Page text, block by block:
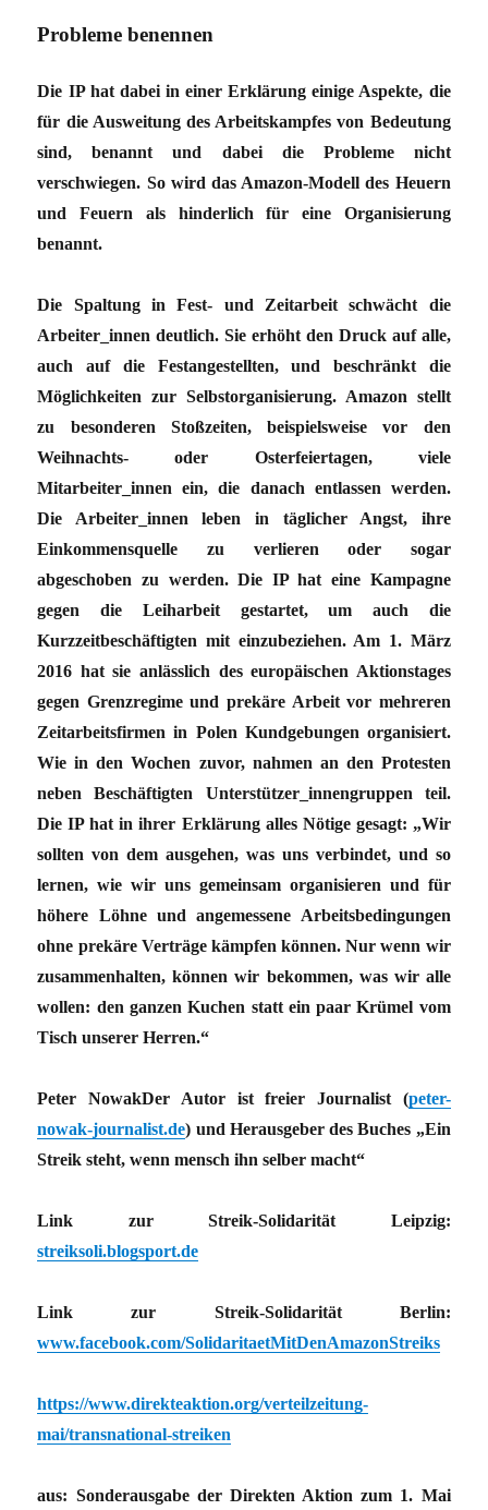
Probleme benennen
Die IP hat dabei in einer Erklärung einige Aspekte, die
für die Ausweitung des Arbeitskampfes von Bedeutung
sind, benannt und dabei die Probleme nicht
verschwiegen. So wird das Amazon-Modell des Heuern
und Feuern als hinderlich für eine Organisierung
benannt.
Die Spaltung in Fest- und Zeitarbeit schwächt die
Arbeiter_innen deutlich. Sie erhöht den Druck auf alle,
auch auf die Festangestellten, und beschränkt die
Möglichkeiten zur Selbstorganisierung. Amazon stellt
zu besonderen Stoßzeiten, beispielsweise vor den
Weihnachts- oder Osterfeiertagen, viele
Mitarbeiter_innen ein, die danach entlassen werden.
Die Arbeiter_innen leben in täglicher Angst, ihre
Einkommensquelle zu verlieren oder sogar
abgeschoben zu werden. Die IP hat eine Kampagne
gegen die Leiharbeit gestartet, um auch die
Kurzzeitbeschäftigten mit einzubeziehen. Am 1. März
2016 hat sie anlässlich des europäischen Aktionstages
gegen Grenzregime und prekäre Arbeit vor mehreren
Zeitarbeitsfirmen in Polen Kundgebungen organisiert.
Wie in den Wochen zuvor, nahmen an den Protesten
neben Beschäftigten Unterstützer_innengruppen teil.
Die IP hat in ihrer Erklärung alles Nötige gesagt: „Wir
sollten von dem ausgehen, was uns verbindet, und so
lernen, wie wir uns gemeinsam organisieren und für
höhere Löhne und angemessene Arbeitsbedingungen
ohne prekäre Verträge kämpfen können. Nur wenn wir
zusammenhalten, können wir bekommen, was wir alle
wollen: den ganzen Kuchen statt ein paar Krümel vom
Tisch unserer Herren.“
Peter NowakDer Autor ist freier Journalist (peter-
nowak-journalist.de) und Herausgeber des Buches „Ein
Streik steht, wenn mensch ihn selber macht“
Link zur Streik-Solidarität Leipzig:
streiksoli.blogsport.de
Link zur Streik-Solidarität Berlin:
www.facebook.com/SolidaritaetMitDenAmazonStreiks
https://www.direkteaktion.org/verteilzeitung-
mai/transnational-streiken
aus: Sonderausgabe der Direkten Aktion zum 1. Mai